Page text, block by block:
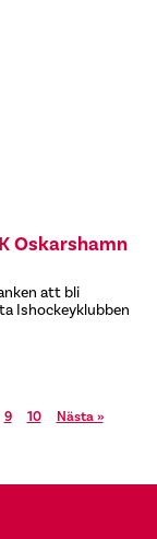
Oskarshamn
att bli
Ishockeyklubben
9 10 Nästa »